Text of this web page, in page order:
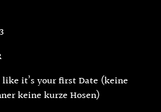
like it’s your first Date (keine
keine kurze Hosen)